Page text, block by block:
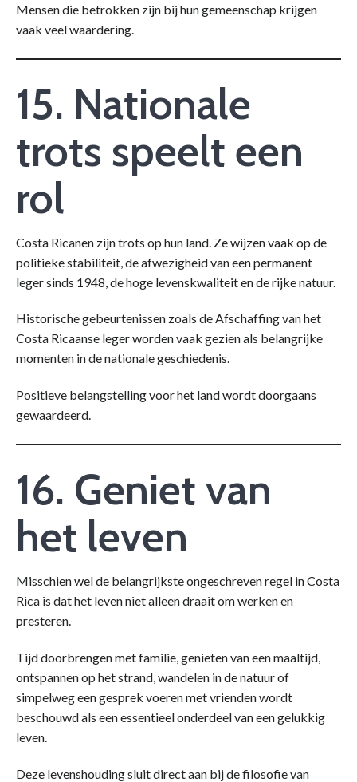
Mensen die betrokken zijn bij hun gemeenschap krijgen
vaak veel waardering.
15. Nationale
trots speelt een
rol
Costa Ricanen zijn trots op hun land. Ze wijzen vaak op de
politieke stabiliteit, de afwezigheid van een permanent
leger sinds 1948, de hoge levenskwaliteit en de rijke natuur.
Historische gebeurtenissen zoals de Afschaffing van het
Costa Ricaanse leger worden vaak gezien als belangrijke
momenten in de nationale geschiedenis.
Positieve belangstelling voor het land wordt doorgaans
gewaardeerd.
16. Geniet van
het leven
Misschien wel de belangrijkste ongeschreven regel in Costa
Rica is dat het leven niet alleen draait om werken en
presteren.
Tijd doorbrengen met familie, genieten van een maaltijd,
ontspannen op het strand, wandelen in de natuur of
simpelweg een gesprek voeren met vrienden wordt
beschouwd als een essentieel onderdeel van een gelukkig
leven.
Deze levenshouding sluit direct aan bij de filosofie van